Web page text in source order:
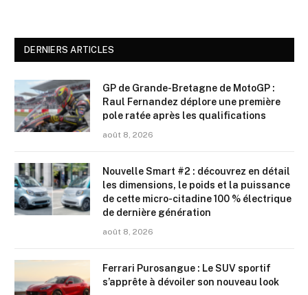
DERNIERS ARTICLES
GP de Grande-Bretagne de MotoGP :
Raul Fernandez déplore une première
pole ratée après les qualifications
août 8, 2026
Nouvelle Smart #2 : découvrez en détail
les dimensions, le poids et la puissance
de cette micro-citadine 100 % électrique
de dernière génération
août 8, 2026
Ferrari Purosangue : Le SUV sportif
s’apprête à dévoiler son nouveau look